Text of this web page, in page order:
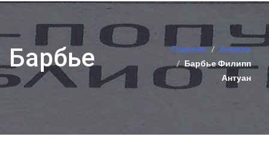
Барбье Главная
Химики
Барбье Филипп
Антуан